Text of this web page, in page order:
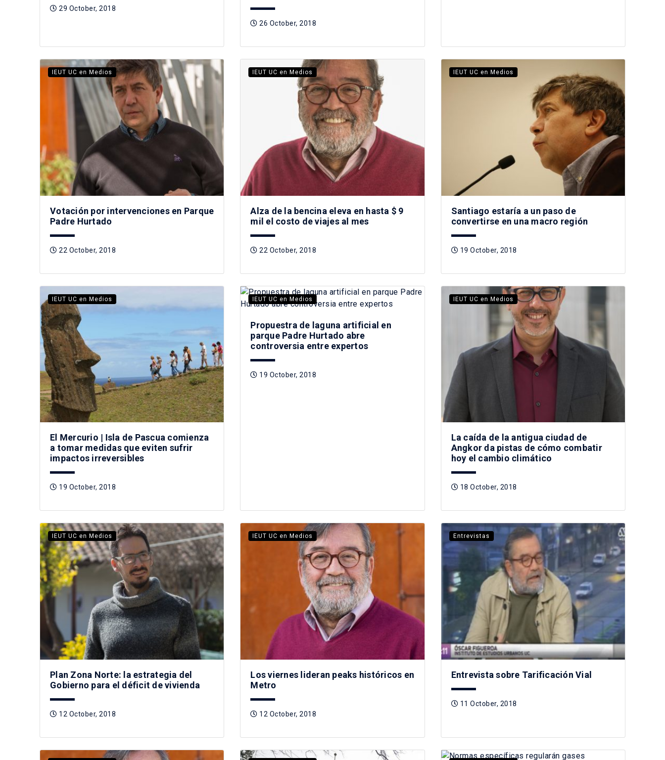
29 October, 2018
26 October, 2018
IEUT UC en Medios
Votación por intervenciones en Parque
Padre Hurtado
22 October, 2018
IEUT UC en Medios
Alza de la bencina eleva en hasta $ 9
mil el costo de viajes al mes
22 October, 2018
IEUT UC en Medios
Santiago estaría a un paso de
convertirse en una macro región
19 October, 2018
IEUT UC en Medios
El Mercurio | Isla de Pascua comienza
a tomar medidas que eviten sufrir
impactos irreversibles
19 October, 2018
IEUT UC en Medios
Propuestra de laguna artificial en
parque Padre Hurtado abre
controversia entre expertos
19 October, 2018
IEUT UC en Medios
La caída de la antigua ciudad de
Angkor da pistas de cómo combatir
hoy el cambio climático
18 October, 2018
IEUT UC en Medios
Plan Zona Norte: la estrategia del
Gobierno para el déficit de vivienda
12 October, 2018
IEUT UC en Medios
Los viernes lideran peaks históricos en
Metro
12 October, 2018
Entrevistas
Entrevista sobre Tarificación Vial
11 October, 2018